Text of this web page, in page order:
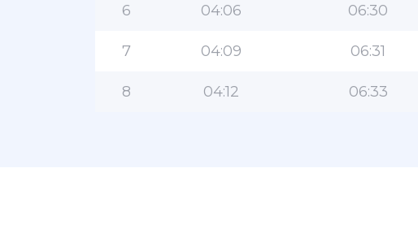
6 04:06 06:30
7 04:09 06:31
8 04:12 06:33